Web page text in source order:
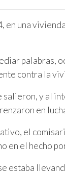
en una
palabras,
contra la
y al
en
el
en el hecho
estaba